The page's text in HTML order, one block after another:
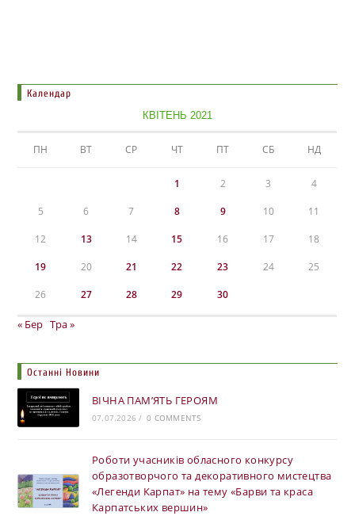
Календар
КВІТЕНЬ 2021
ПН ВТ СР ЧТ ПТ СБ НД
1 2 3 4
5 6 7 8 9 10 11
12 13 14 15 16 17 18
19 20 21 22 23 24 25
26 27 28 29 30
« Бер Тра »
Останні Новини
ВІЧНА ПАМ’ЯТЬ ГЕРОЯМ
07.07.2026 / 0 COMMENTS
Роботи учасників обласного конкурсу
образотворчого та декоративного мистецтва
«Легенди Карпат» на тему «Барви та краса
Карпатських вершин»